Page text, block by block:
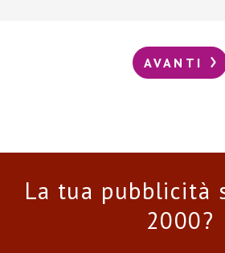
AVANTI
La tua pubblicità
2000?